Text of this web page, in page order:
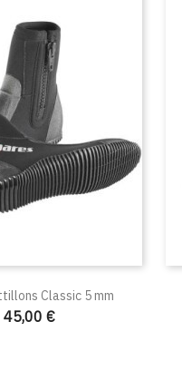
Classic 5 mm
45,00 €